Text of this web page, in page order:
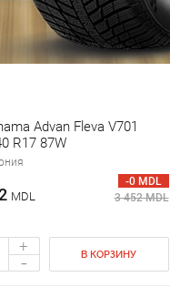
Advan Fleva V701
R17 87W
MDL
-0 MDL
3 452 MDL
+
- В КОРЗИНУ